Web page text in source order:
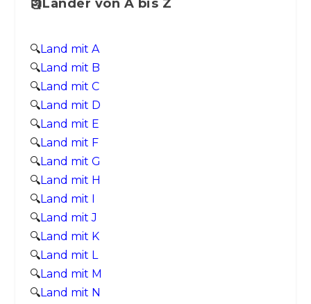
🗿Länder von A bis Z
🔍Land mit A
🔍Land mit B
🔍Land mit C
🔍Land mit D
🔍Land mit E
🔍Land mit F
🔍Land mit G
🔍Land mit H
🔍Land mit I
🔍Land mit J
🔍Land mit K
🔍Land mit L
🔍Land mit M
🔍Land mit N